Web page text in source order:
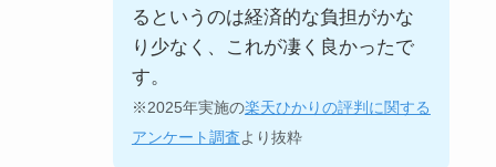
るというのは経済的な負担がかな
り少なく、これが凄く良かったで
す。
※2025年実施の楽天ひかりの評判に関する
アンケート調査より抜粋